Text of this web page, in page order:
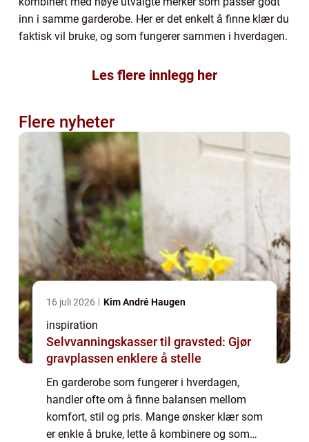
inn i samme garderobe. Her er det enkelt å finne klær du
faktisk vil bruke, og som fungerer sammen i hverdagen.
Les flere innlegg her
Flere nyheter
16 juli 2026 Kim André Haugen
inspiration
Selvvanningskasser til gravsted: Gjør
gravplassen enklere å stelle
En garderobe som fungerer i hverdagen,
handler ofte om å finne balansen mellom
komfort, stil og pris. Mange ønsker klær som
er enkle å bruke, lette å kombinere og som